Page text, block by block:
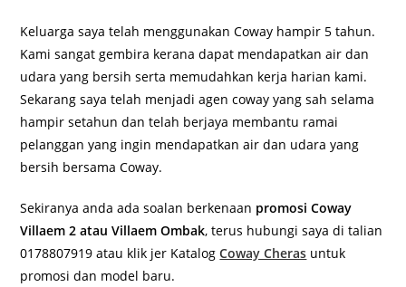
Keluarga saya telah menggunakan Coway hampir 5 tahun.
Kami sangat gembira kerana dapat mendapatkan air dan
udara yang bersih serta memudahkan kerja harian kami.
Sekarang saya telah menjadi agen coway yang sah selama
hampir setahun dan telah berjaya membantu ramai
pelanggan yang ingin mendapatkan air dan udara yang
bersih bersama Coway.
Sekiranya anda ada soalan berkenaan promosi Coway
Villaem 2 atau Villaem Ombak, terus hubungi saya di talian
0178807919 atau klik jer KatalogCoway Cheras untuk
promosi dan model baru.